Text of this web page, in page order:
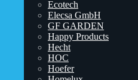
Ecotech
Elecsa GmbH
GF GARDEN
Happy Products
Hecht
HOC
Hoefer